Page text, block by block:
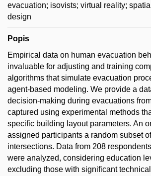
evacuation; isovists; virtual reality;
design
Popis
Empirical data on human evacuation
invaluable for adjusting and training
algorithms that simulate evacuation
agent-based modeling. We provide a
decision-making during evacuations
captured using experimental methods
specific building layout parameters. An
assigned participants a random subset
intersections. Data from 208
were analyzed, considering education
excluding those with significant